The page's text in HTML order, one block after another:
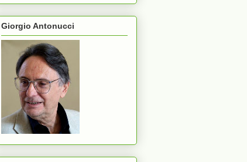
Giorgio Antonucci